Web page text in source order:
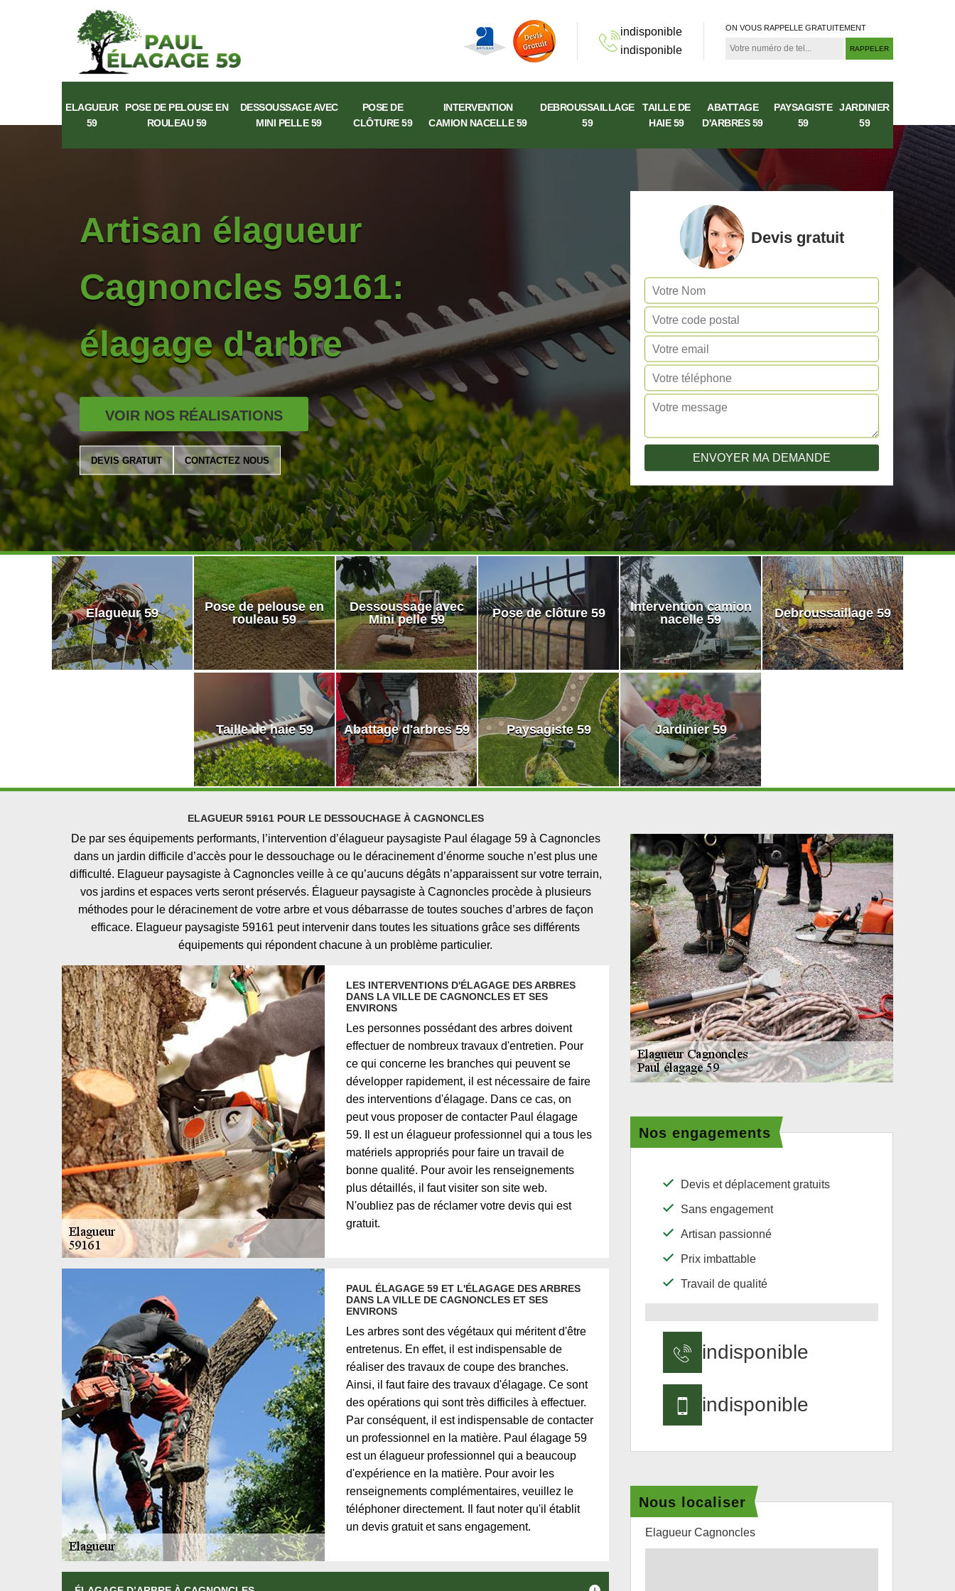
indisponible
indisponible
ON VOUS RAPPELLE GRATUITEMENT
ELAGUEUR
59
POSE DE PELOUSE EN
ROULEAU 59
DESSOUSSAGE AVEC
MINI PELLE 59
POSE DE
CLÔTURE 59
INTERVENTION
CAMION NACELLE 59
DEBROUSSAILLAGE
59
TAILLE DE
HAIE 59
ABATTAGE
D'ARBRES 59
PAYSAGISTE
59
JARDINIER
59
Artisan élagueur
Cagnoncles 59161:
élagage d'arbre
VOIR NOS RÉALISATIONS
DEVIS GRATUIT CONTACTEZ NOUS
Devis gratuit
Elagueur 59
Pose de pelouse en
rouleau 59
Dessoussage avec
Mini pelle 59
Pose de clôture 59
Intervention camion
nacelle 59
Debroussaillage 59
Taille de haie 59 Abattage d'arbres 59 Paysagiste 59 Jardinier 59
ELAGUEUR 59161 POUR LE DESSOUCHAGE À CAGNONCLES
De par ses équipements performants, l’intervention d’élagueur paysagiste Paul élagage 59 à Cagnoncles
dans un jardin difficile d’accès pour le dessouchage ou le déracinement d’énorme souche n’est plus une
difficulté. Elagueur paysagiste à Cagnoncles veille à ce qu’aucuns dégâts n’apparaissent sur votre terrain,
vos jardins et espaces verts seront préservés. Élagueur paysagiste à Cagnoncles procède à plusieurs
méthodes pour le déracinement de votre arbre et vous débarrasse de toutes souches d’arbres de façon
efficace. Elagueur paysagiste 59161 peut intervenir dans toutes les situations grâce ses différents
équipements qui répondent chacune à un problème particulier.
LES INTERVENTIONS D'ÉLAGAGE DES ARBRES
DANS LA VILLE DE CAGNONCLES ET SES
ENVIRONS
Les personnes possédant des arbres doivent
effectuer de nombreux travaux d'entretien. Pour
ce qui concerne les branches qui peuvent se
développer rapidement, il est nécessaire de faire
des interventions d'élagage. Dans ce cas, on
peut vous proposer de contacter Paul élagage
59. Il est un élagueur professionnel qui a tous les
matériels appropriés pour faire un travail de
bonne qualité. Pour avoir les renseignements
plus détaillés, il faut visiter son site web.
N'oubliez pas de réclamer votre devis qui est
gratuit.
PAUL ÉLAGAGE 59 ET L'ÉLAGAGE DES ARBRES
DANS LA VILLE DE CAGNONCLES ET SES
ENVIRONS
Les arbres sont des végétaux qui méritent d'être
entretenus. En effet, il est indispensable de
réaliser des travaux de coupe des branches.
Ainsi, il faut faire des travaux d'élagage. Ce sont
des opérations qui sont très difficiles à effectuer.
Par conséquent, il est indispensable de contacter
un professionnel en la matière. Paul élagage 59
est un élagueur professionnel qui a beaucoup
d'expérience en la matière. Pour avoir les
renseignements complémentaires, veuillez le
téléphoner directement. Il faut noter qu'il établit
un devis gratuit et sans engagement.
Nos engagements
Devis et déplacement gratuits
Sans engagement
Artisan passionné
Prix imbattable
Travail de qualité
indisponible
indisponible
Nous localiser
Elagueur Cagnoncles